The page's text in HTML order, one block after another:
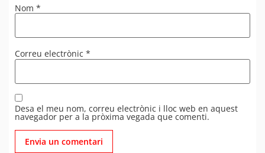
Nom *
Correu electrònic *
Desa el meu nom, correu electrònic i lloc web en aquest
navegador per a la pròxima vegada que comenti.